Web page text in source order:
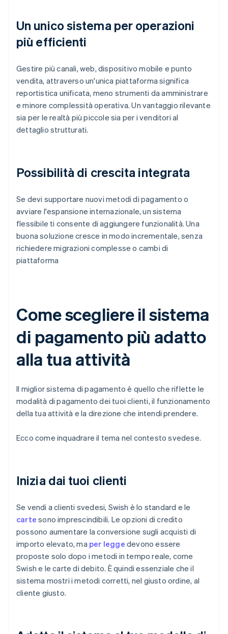
Un unico sistema per operazioni
più efficienti
Gestire più canali, web, dispositivo mobile e punto
vendita, attraverso un'unica piattaforma significa
reportistica unificata, meno strumenti da amministrare
e minore complessità operativa. Un vantaggio rilevante
sia per le realtà più piccole sia per i venditori al
dettaglio strutturati.
Possibilità di crescita integrata
Se devi supportare nuovi metodi di pagamento o
avviare l'espansione internazionale, un sistema
flessibile ti consente di aggiungere funzionalità. Una
buona soluzione cresce in modo incrementale, senza
richiedere migrazioni complesse o cambi di
piattaforma
Come scegliere il sistema
di pagamento più adatto
alla tua attività
Il miglior sistema di pagamento è quello che riflette le
modalità di pagamento dei tuoi clienti, il funzionamento
della tua attività e la direzione che intendi prendere.
Ecco come inquadrare il tema nel contesto svedese.
Inizia dai tuoi clienti
Se vendi a clienti svedesi, Swish è lo standard e le
carte sono imprescindibili. Le opzioni di credito
possono aumentare la conversione sugli acquisti di
importo elevato, ma per legge devono essere
proposte solo dopo i metodi in tempo reale, come
Swish e le carte di debito. È quindi essenziale che il
sistema mostri i metodi corretti, nel giusto ordine, al
cliente giusto.